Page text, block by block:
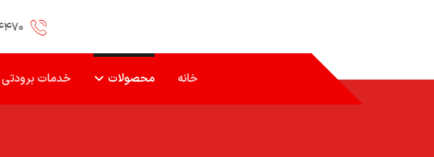
خانه محصولات خدمات برودتی